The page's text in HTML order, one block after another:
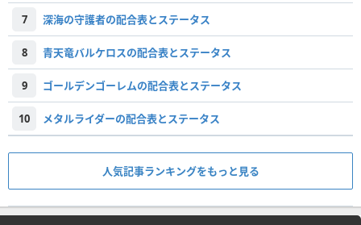
7 深海の守護者の配合表とステータス
8 青天竜バルケロスの配合表とステータス
9 ゴールデンゴーレムの配合表とステータス
10 メタルライダーの配合表とステータス
人気記事ランキングをもっと見る